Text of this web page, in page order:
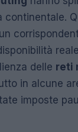
continentale.
delle reti
in alcune
imposte